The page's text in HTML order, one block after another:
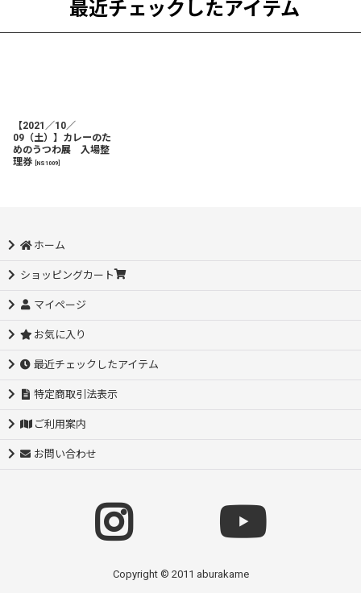
最近チェックしたアイテム
【2021／10／
09（土）】カレーのた
めのうつわ展 入場整
理券
NS1009
ホーム
ショッピングカート
マイページ
お気に入り
最近チェックしたアイテム
特定商取引法表示
ご利用案内
お問い合わせ
Copyright © 2011 aburakame